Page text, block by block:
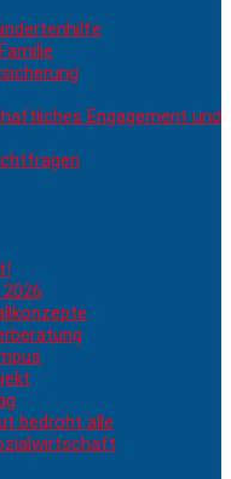
Engagement und
bedroht alle